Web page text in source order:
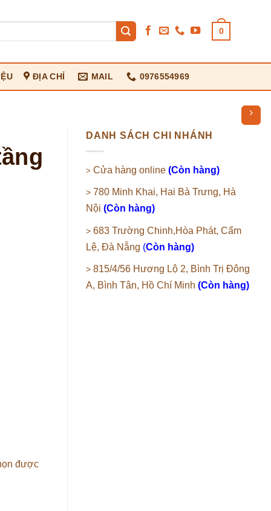
0
ĐỊA CHỈ MAIL 0976554969
DANH SÁCH CHI NHÁNH
> Cửa hàng online (Còn hàng)
> 780 Minh Khai, Hai Bà Trưng, Hà
Nội (Còn hàng)
> 683 Trường Chinh,Hòa Phát, Cẩm
Lệ, Đà Nẵng (Còn hàng)
> 815/4/56 Hương Lộ 2, Bình Trị Đông
A, Bình Tân, Hồ Chí Minh (Còn hàng)
được